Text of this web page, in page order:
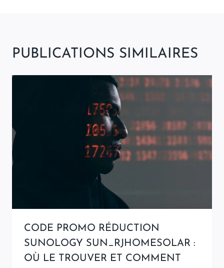
PUBLICATIONS SIMILAIRES
CODE PROMO RÉDUCTION
SUNOLOGY SUN_RJHOMESOLAR :
OÙ LE TROUVER ET COMMENT